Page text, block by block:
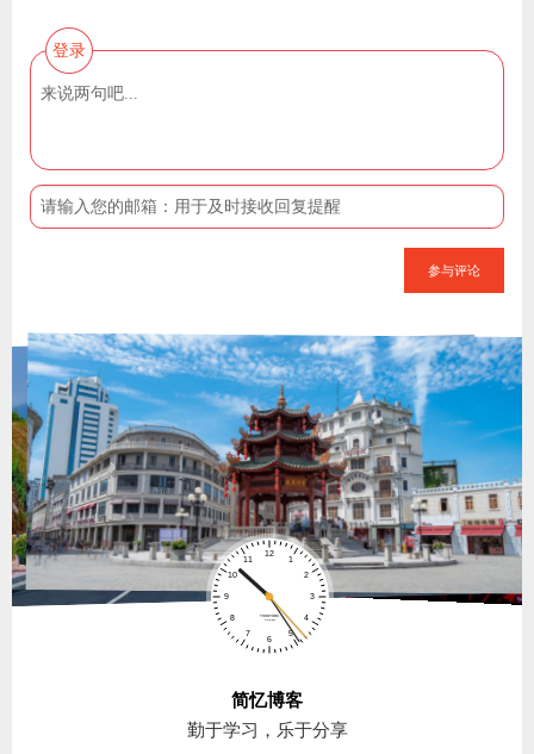
登录
参与评论
简忆博客
勤于学习，乐于分享